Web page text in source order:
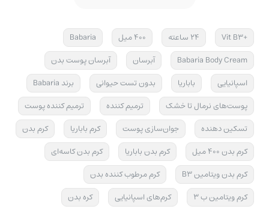
+Vit B3 24 ساعته 400 میل
Babaria
Babaria Body Cream
آبرسان
آبرسان پوست بدن
اسپانیایی
باباریا بدون تست حیوانی
برند Babaria
پوست‌های نرمال تا خشک
ترمیم کننده
ترمیم کننده پوست
تسکین دهنده
جوان‌سازی پوست کرم باباریا
کرم بدن
کرم بدن 400 میل
کرم بدن باباریا
کرم بدن کاسه‌ای
کرم بدن ویتامین B3
کرم مرطوب کننده بدن
کرم ویتامین ب 3
کرم‌‌های اسپانیایی
کره بدن